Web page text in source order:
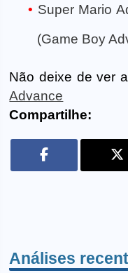
Super Mario
(Game Boy
Não deixe de ver a
Advance
Compartilhe:
Análises